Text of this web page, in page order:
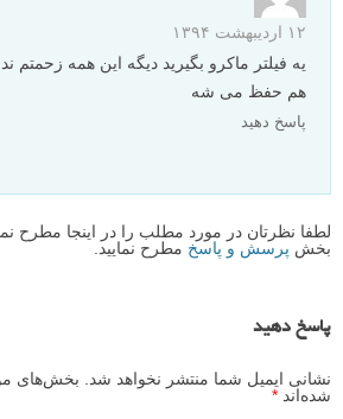
۱۲ اردیبهشت ۱۳۹۴
یه فیلتر ماکرو بگیرید دیگه این همه زحمتم
هم حفظ می شه
پاسخ دهید
لطفا نظرتان در مورد مطلب را در اینجا مطرح
بخش پرسش و پاسخ مطرح نمایید.
پاسخ دهید
نشانی ایمیل شما منتشر نخواهد شد.
بخش‌های
شده‌اند *